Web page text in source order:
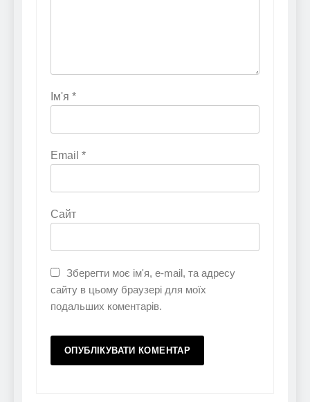
Ім'я *
Email *
Сайт
Зберегти моє ім'я, e-mail, та адресу
сайту в цьому браузері для моїх
подальших коментарів.